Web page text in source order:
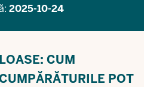
2025-10-24
CUM
POT